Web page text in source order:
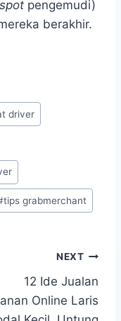
pengemudi)
berakhir.
driver
tips grabmerchant
NEXT
12 Ide Jualan
Online Laris